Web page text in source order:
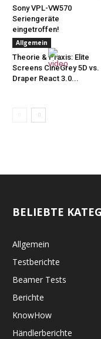
Sony VPL-VW570
Seriengeräte
eingetroffen!
Allgemein
Theorie & Praxis: Elite
Screens CineGrey 5D vs.
Draper React 3.0...
BELIEBTE
Allgemein
Testberichte
Beamer Tests
Berichte
KnowHow
Händlerberichte